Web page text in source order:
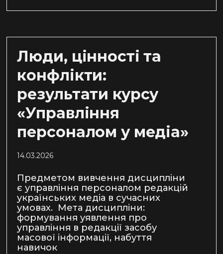
Люди, цінності та
конфлікти:
результати курсу
«Управління
персоналом у медіа»
14.03.2026
Предметом вивчення дисципліни
є управління персоналом редакцій
українських медіа в сучасних
умовах. Мета дисципліни:
формування уявлення про
управління в редакції засобу
масової інформації, набуття
навичок